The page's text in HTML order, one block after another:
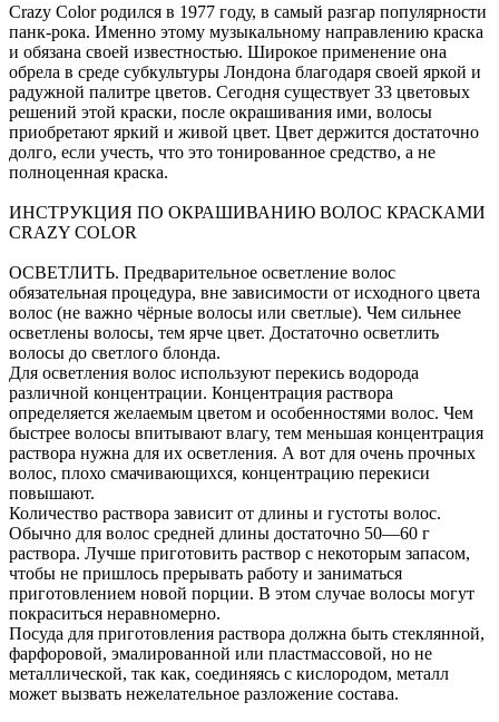
Crazy Color родился в 1977 году, в самый разгар популярности
панк-рока. Именно этому музыкальному направлению краска
и обязана своей известностью. Широкое применение она
обрела в среде субкультуры Лондона благодаря своей яркой и
радужной палитре цветов. Сегодня существует 33 цветовых
решений этой краски, после окрашивания ими, волосы
приобретают яркий и живой цвет. Цвет держится достаточно
долго, если учесть, что это тонированное средство, а не
полноценная краска.
ИНСТРУКЦИЯ ПО ОКРАШИВАНИЮ ВОЛОС КРАСКАМИ
CRAZY COLOR
ОСВЕТЛИТЬ. Предварительное осветление волос
обязательная процедура, вне зависимости от исходного цвета
волос (не важно чёрные волосы или светлые). Чем сильнее
осветлены волосы, тем ярче цвет. Достаточно осветлить
волосы до светлого блонда.
Для осветления волос используют перекись водорода
различной концентрации. Концентрация раствора
определяется желаемым цветом и особенностями волос. Чем
быстрее волосы впитывают влагу, тем меньшая концентрация
раствора нужна для их осветления. А вот для очень прочных
волос, плохо смачивающихся, концентрацию перекиси
повышают.
Количество раствора зависит от длины и густоты волос.
Обычно для волос средней длины достаточно 50—60 г
раствора. Лучше приготовить раствор с некоторым запасом,
чтобы не пришлось прерывать работу и заниматься
приготовлением новой порции. В этом случае волосы могут
покраситься неравномерно.
Посуда для приготовления раствора должна быть стеклянной,
фарфоровой, эмалированной или пластмассовой, но не
металлической, так как, соединяясь с кислородом, металл
может вызвать нежелательное разложение состава.